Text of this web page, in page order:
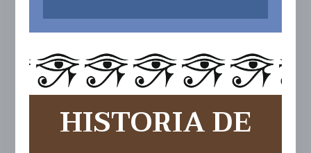
HISTORIA DE